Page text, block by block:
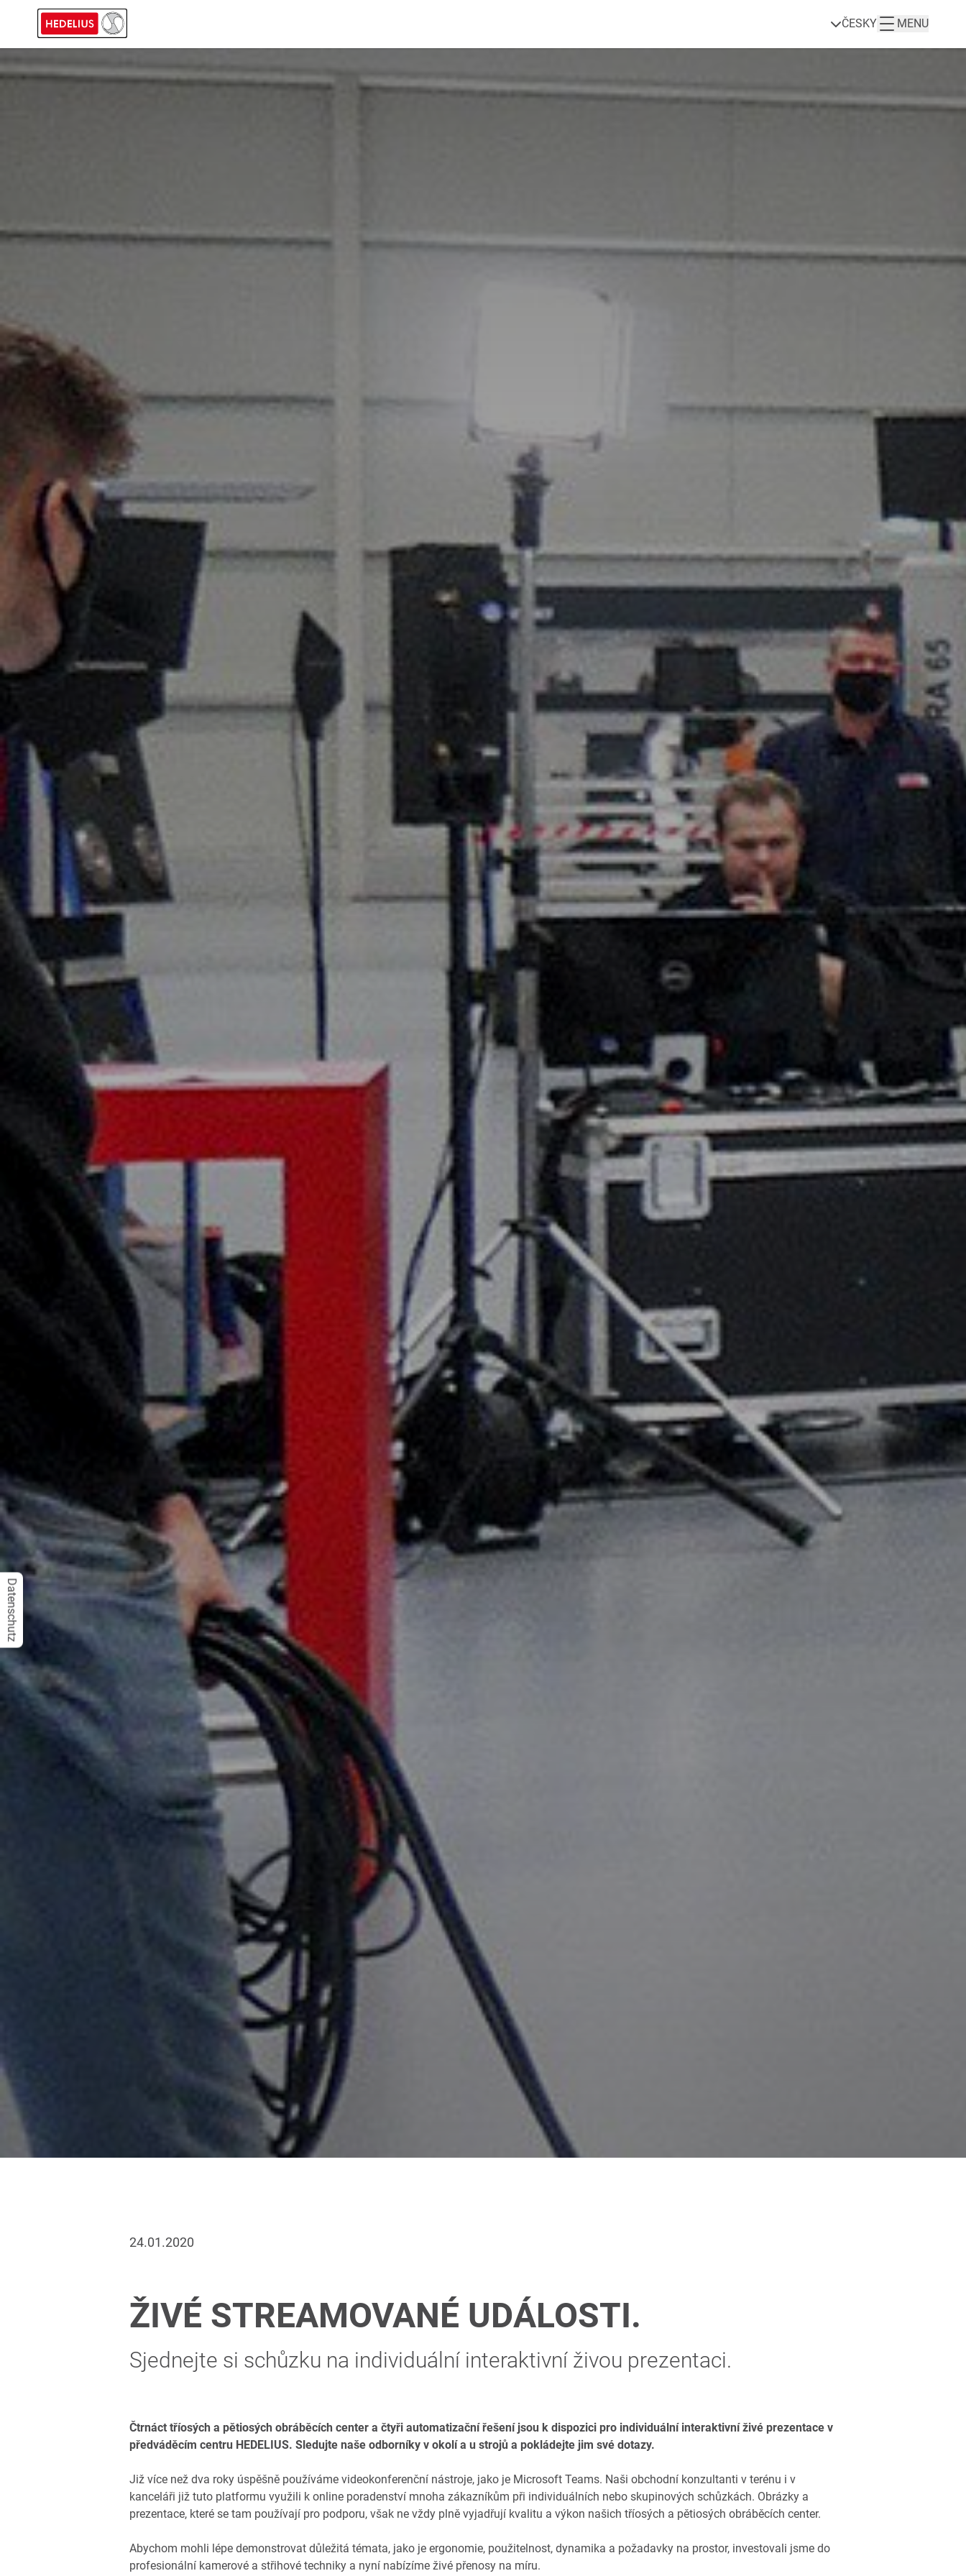
ČESKY MENU
24.01.2020
ŽIVÉ STREAMOVANÉ UDÁLOSTI.
Sjednejte si schůzku na individuální interaktivní živou prezentaci.
Čtrnáct tříosých a pětiosých obráběcích center a čtyři automatizační řešení jsou k dispozici pro individuální interaktivní živé prezentace v
předváděcím centru HEDELIUS. Sledujte naše odborníky v okolí a u strojů a pokládejte jim své dotazy.
Již více než dva roky úspěšně používáme videokonferenční nástroje, jako je Microsoft Teams. Naši obchodní konzultanti v terénu i v
kanceláři již tuto platformu využili k online poradenství mnoha zákazníkům při individuálních nebo skupinových schůzkách. Obrázky a
prezentace, které se tam používají pro podporu, však ne vždy plně vyjadřují kvalitu a výkon našich tříosých a pětiosých obráběcích center.
Abychom mohli lépe demonstrovat důležitá témata, jako je ergonomie, použitelnost, dynamika a požadavky na prostor, investovali jsme do
profesionální kamerové a střihové techniky a nyní nabízíme živé přenosy na míru.
Datenschutz